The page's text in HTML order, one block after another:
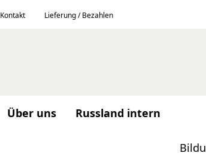
Über uns Russland intern
Kontakt Lieferung / Bezahlen